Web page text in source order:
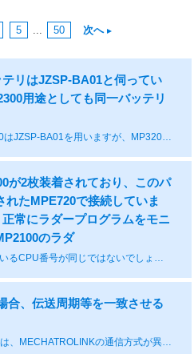
5 ... 50 次へ
リはJZSP-BA01と伺ってい
用途としても同一バッテリ
MP3300、MP2200、MP2300はJZSP-BA01を用いますが、MP3200のみ、JEPMC-OP3005を用います。
が2枚装着されており、このパ
れたMPE720で接続していま
常にラダープログラムをモニ
のラダ
ラダープログラムに設定しているCPU番号が同じではないでしょうか。MPE720でMP2100に接続する場合は、オンライン情報にてCPU番号を正しく設定していただく必要があります。どちらのラダープログラムも同じCPU番号が設定されていると、同じMP2100にアクセスしようとしていて「排他エラー」となっています。MP2100のDSWと同じCPU番号をそれぞれのラダープログラムに設定してログインしてください。
合、伝送周期等を一致させる
SVB-01とSVC-01の組合せでは、MECHATROLINKの通信方式が異なりますので、同一伝送周期の設定であっても、スレーブ局に伝わるタイミングが一致しませんので同期の保証できません。